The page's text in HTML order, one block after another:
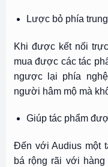
Lược bỏ phía
Khi được kết nối
mua được các tác
ngược lại phía
người hâm mộ mà
Giúp tác phẩm
Đến với Audius một
bá rộng rãi với